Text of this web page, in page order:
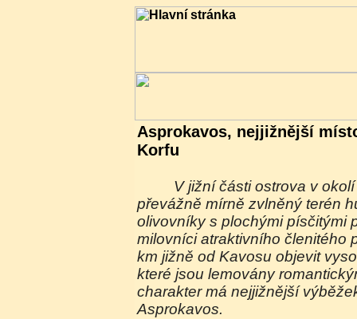
Asprokavos, nejjižnější
Korfu
V jižní části ostrova v okolí střediska Kavosu je
převážně mírně zvlněný terén
olivovníky s plochými písčitými
milovníci atraktivního členitého
km jižně od Kavosu objevit
které jsou lemovány
charakter má nejjižnější
Asprokavos.